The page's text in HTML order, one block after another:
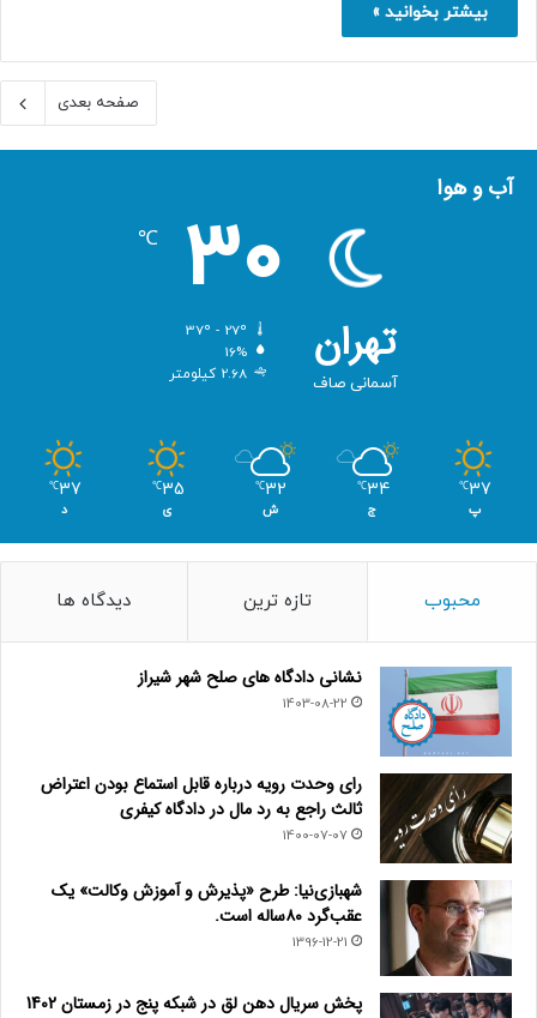
بیشتر بخوانید »
صفحه بعدی
آب و هوا
تهران
آسمانی صاف
30
℃
16%
2.68 کیلومتر
37
℃
پ
34
℃
ج
32
℃
ش
35
℃
ی
37
℃
د
محبوب تازه ترین دیدگاه ها
نشانی دادگاه های صلح شهر شیراز
1403-08-22
رای وحدت رویه درباره قابل استماع بودن اعتراض
ثالث راجع به رد مال در دادگاه کیفری
1400-07-07
شهبازی‌نیا: طرح «پذیرش و آموزش وکالت» یک
عقب‌گرد ۸۰ساله است.
1396-12-21
پخش سریال دهن لق در شبکه پنج در زمستان 1402